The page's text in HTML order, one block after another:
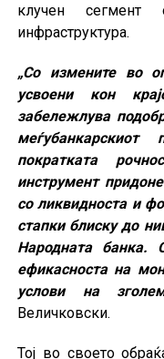
клучен сегмент
инфраструктура.
„Со измените во
усвоени кон
забележлува
пократката
инструмент
со ликвидноста и
стапки блиску до
Народната банка.
ефикасноста на
услови на
Величковски.
Тој во своето